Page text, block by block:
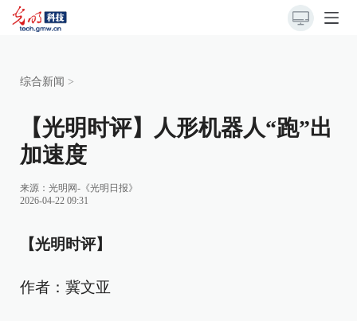
综合新闻 >
【光明时评】人形机器人“跑”出
加速度
来源： 光明网-《光明日报》
2026-04-22 09:31
【光明时评】
作者：冀文亚